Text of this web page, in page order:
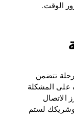
الوقت.
تتضمن
على المشكلة
الاتصال
وشريكك لستم